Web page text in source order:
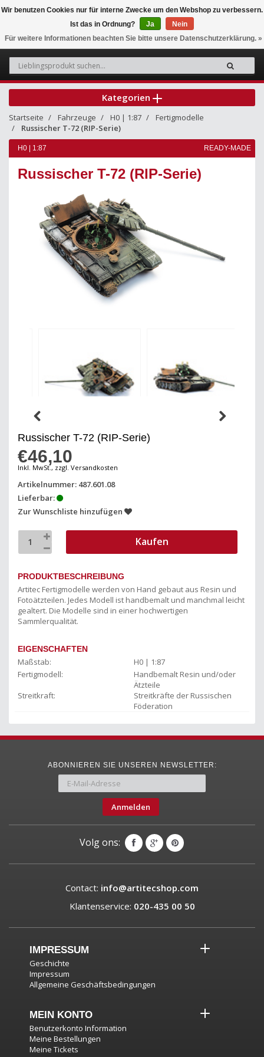
0
Kategorien
Startseite Fahrzeuge H0 | 1:87
Fertigmodelle
Russischer T-72 (RIP-Serie)
H0 | 1:87 READY-MADE
Russischer T-72 (RIP-Serie)
Russischer T-72 (RIP-Serie)
€46,10
Inkl. MwSt., zzgl. Versandkosten
Artikelnummer: 487.601.08
Lieferbar:
Zur Wunschliste hinzufügen
Kaufen
PRODUKTBESCHREIBUNG
Artitec Fertigmodelle werden von Hand gebaut aus Resin und
Fotoätzteilen. Jedes Modell ist handbemalt und manchmal leicht
gealtert. Die Modelle sind in einer hochwertigen
Sammlerqualität.
EIGENSCHAFTEN
Maßstab:
H0 | 1:87
Fertigmodell:
Handbemalt Resin und/oder
Ätzteile
Streitkraft:
Streitkräfte der Russischen
Föderation
ABONNIEREN SIE UNSEREN NEWSLETTER:
Anmelden
Volg ons:
Contact: info@artitecshop.com
Klantenservice: 020-435 00 50
IMPRESSUM
Geschichte
Impressum
Allgemeine Geschäftsbedingungen
MEIN KONTO
Benutzerkonto Information
Meine Bestellungen
Meine Tickets
Wir benutzen Cookies nur für interne Zwecke um den Webshop zu verbessern.
Ist das in Ordnung?
Ja
Nein
Für weitere Informationen beachten Sie bitte unsere Datenschutzerklärung. »